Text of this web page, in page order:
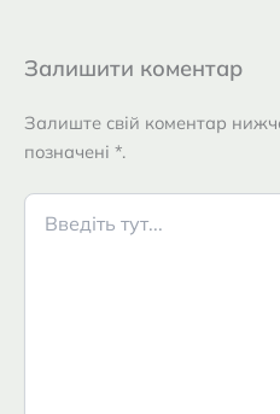
Залишити коментар
Залиште свій коментар
позначені *.
Введіть
тут...